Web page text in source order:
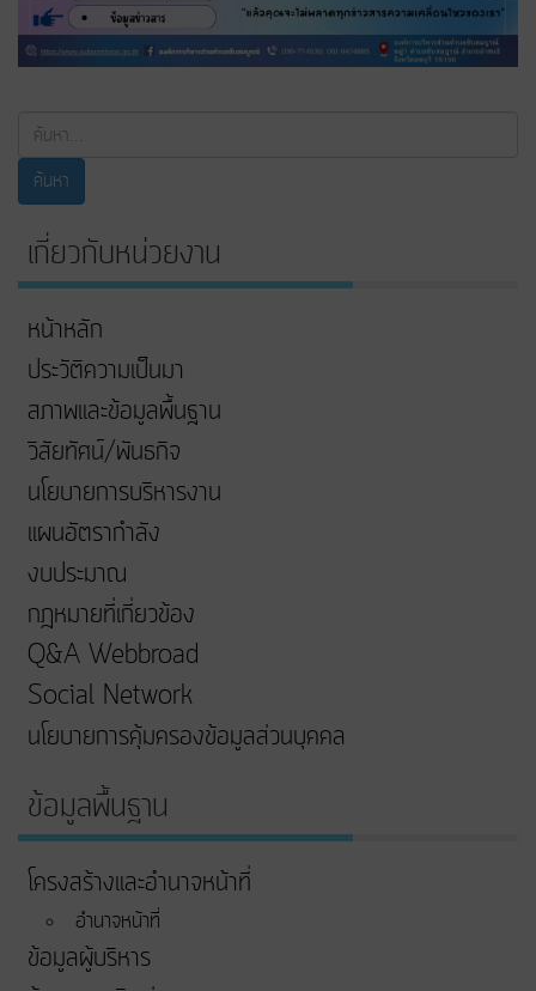
ค้นหา...
ค้นหา
เกี่ยวกับหน่วยงาน
หน้าหลัก
ประวัติความเป็นมา
สภาพและข้อมูลพื้นฐาน
วิสัยทัศน์/พันธกิจ
นโยบายการบริหารงาน
แผนอัตรากำลัง
งบประมาณ
กฎหมายที่เกี่ยวข้อง
Q&A Webbroad
Social Network
นโยบายการคุ้มครองข้อมูลส่วนบุคคล
ข้อมูลพื้นฐาน
โครงสร้างและอำนาจหน้าที่
อำนาจหน้าที่
ข้อมูลผู้บริหาร